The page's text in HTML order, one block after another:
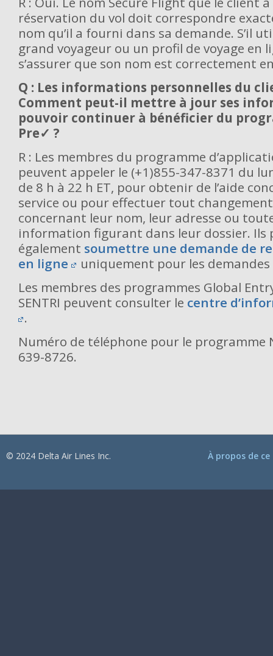
réservation du vol doit correspondre
nom qu’il a fourni dans sa demande. S’il
grand voyageur ou un profil de voyage en
s’assurer que son nom est correctement
Q : Les informations personnelles du
Comment peut-il mettre à jour ses
pouvoir continuer à bénéficier du
Pre✓ ?
R : Les membres du programme
peuvent appeler le (+1)855-347-8371 du
de 8 h à 22 h ET, pour obtenir de l’aide
service ou pour effectuer tout changement
concernant leur nom, leur adresse ou
information figurant dans leur dossier. Ils
également soumettre une demande de
en ligne
uniquement pour les demandes
Les membres des programmes Global
SENTRI peuvent consulter le centre
.
Numéro de téléphone pour le programme
639-8726.
© 2024 Delta Air Lines Inc. À propos de